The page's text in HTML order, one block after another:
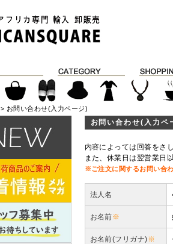
> お問い合わせ(入力ページ)
お問い合わせ(入力ペ
内容によっては回答をさ
また、休業日は翌営業日
※ご注文に関するお問い合
法人名
お名前※
お名前(フリガナ)※